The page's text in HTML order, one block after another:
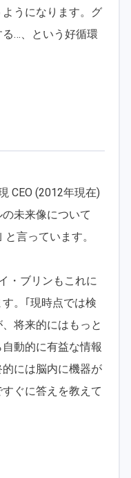
うになります。グ
…、という好循環
CEO (2012年現在)
未来像について
言っています。
・ブリンもこれに
。｢現時点では検
将来的にはもっと
動的に有益な情報
には脳内に機器が
ぐに答えを教えて